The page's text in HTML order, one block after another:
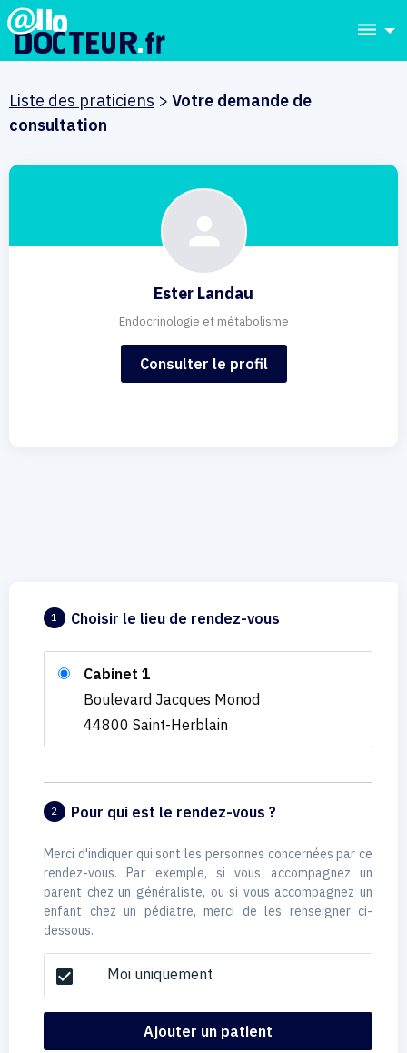
dehaze
Liste des praticiens > Votre demande de
consultation
Ester Landau
Endocrinologie et métabolisme
Consulter le profil
1 Choisir le lieu de rendez-vous
Cabinet 1
Boulevard Jacques Monod
44800 Saint-Herblain
2 Pour qui est le rendez-vous ?
Merci d'indiquer qui sont les personnes concernées par ce
rendez-vous. Par exemple, si vous accompagnez un
parent chez un généraliste, ou si vous accompagnez un
enfant chez un pédiatre, merci de les renseigner ci-
dessous.
check_box Moi uniquement
Ajouter un patient